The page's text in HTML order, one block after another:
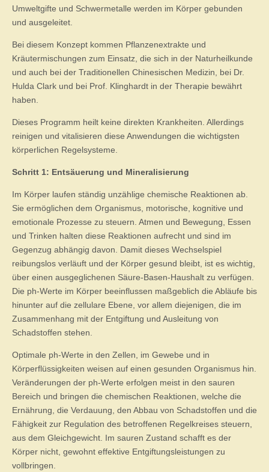
Umweltgifte und Schwermetalle werden im Körper gebunden
und ausgeleitet.
Bei diesem Konzept kommen Pflanzenextrakte und
Kräutermischungen zum Einsatz, die sich in der Naturheilkunde
und auch bei der Traditionellen Chinesischen Medizin, bei Dr.
Hulda Clark und bei Prof. Klinghardt in der Therapie bewährt
haben.
Dieses Programm heilt keine direkten Krankheiten. Allerdings
reinigen und vitalisieren diese Anwendungen die wichtigsten
körperlichen Regelsysteme.
Schritt 1: Entsäuerung und Mineralisierung
Im Körper laufen ständig unzählige chemische Reaktionen ab.
Sie ermöglichen dem Organismus, motorische, kognitive und
emotionale Prozesse zu steuern. Atmen und Bewegung, Essen
und Trinken halten diese Reaktionen aufrecht und sind im
Gegenzug abhängig davon. Damit dieses Wechselspiel
reibungslos verläuft und der Körper gesund bleibt, ist es wichtig,
über einen ausgeglichenen Säure-Basen-Haushalt zu verfügen.
Die ph-Werte im Körper beeinflussen maßgeblich die Abläufe bis
hinunter auf die zellulare Ebene, vor allem diejenigen, die im
Zusammenhang mit der Entgiftung und Ausleitung von
Schadstoffen stehen.
Optimale ph-Werte in den Zellen, im Gewebe und in
Körperflüssigkeiten weisen auf einen gesunden Organismus hin.
Veränderungen der ph-Werte erfolgen meist in den sauren
Bereich und bringen die chemischen Reaktionen, welche die
Ernährung, die Verdauung, den Abbau von Schadstoffen und die
Fähigkeit zur Regulation des betroffenen Regelkreises steuern,
aus dem Gleichgewicht. Im sauren Zustand schafft es der
Körper nicht, gewohnt effektive Entgiftungsleistungen zu
vollbringen.